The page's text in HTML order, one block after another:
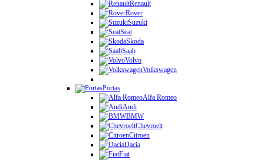
Renault
Rover
Suzuki
Seat
Skoda
Saab
Volvo
Volkswagen
Portas
Alfa Romeo
Audi
BMW
Chevroelt
Citroen
Dacia
Fiat